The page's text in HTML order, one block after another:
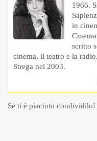
1966.
in
scritto
cinema, il teatro e la
Strega nel 2003.
Se ti è piaciuto condividilo!